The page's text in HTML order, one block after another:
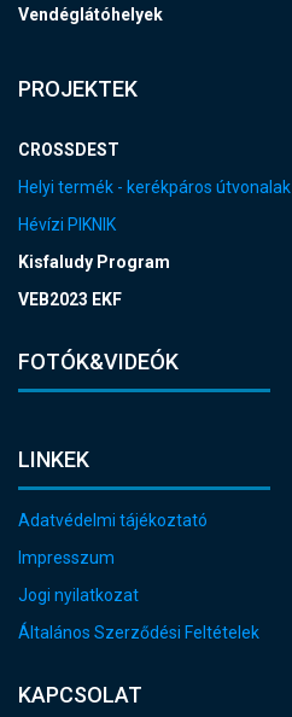
Vendéglátóhelyek
PROJEKTEK
CROSSDEST
Helyi termék - kerékpáros útvonalak
Hévízi PIKNIK
Kisfaludy Program
VEB2023 EKF
FOTÓK&VIDEÓK
LINKEK
Adatvédelmi tájékoztató
Impresszum
Jogi nyilatkozat
Általános Szerződési Feltételek
KAPCSOLAT